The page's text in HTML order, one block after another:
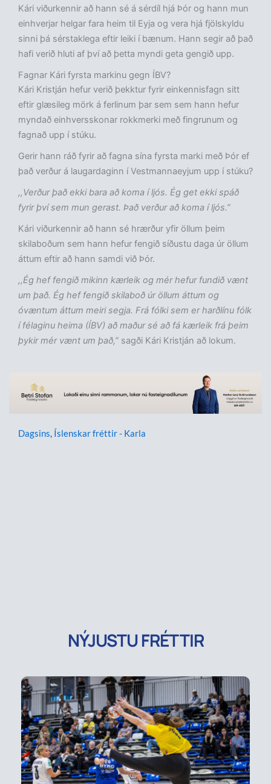
Kári viðurkennir að hann sé á sérdíl hjá Þór og hann mun
einhverjar helgar fara heim til Eyja og vera hjá fjölskyldu
sinni þá sérstaklega eftir leiki í bænum. Hann segir að það
hafi verið hluti af því að þetta myndi geta gengið upp.
Fagnar Kári fyrsta markinu gegn ÍBV?
Kári Kristján hefur verið þekktur fyrir einkennisfagn sitt
eftir glæsileg mörk á ferlinum þar sem sem hann hefur
myndað einhversskonar rokkmerki með fingrunum og
fagnað upp í stúku.
Gerir hann ráð fyrir að fagna sína fyrsta marki með Þór ef
það verður á laugardaginn í Vestmannaeyjum upp í stúku?
,,Verður það ekki bara að koma í ljós. Ég get ekki spáð
fyrir því sem mun gerast. Það verður að koma í ljós.”
Kári viðurkennir að hann sé hrærður yfir öllum þeim
skilaboðum sem hann hefur fengið síðustu daga úr öllum
áttum eftir að hann samdi við Þór.
,,Ég hef fengið mikinn kærleik og mér hefur fundið vænt
um það. Ég hef fengið skilaboð úr öllum áttum og
óvæntum áttum meiri segja. Frá fólki sem er harðlínu fólk
í félaginu heima (ÍBV) að maður sé að fá kærleik frá þeim
þykir mér vænt um það,” sagði Kári Kristján að lokum.
Dagsins, Íslenskar fréttir - Karla
NÝJUSTU FRÉTTIR